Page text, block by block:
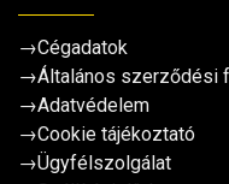
→Cégadatok
→Általános szerződési
→Adatvédelem
→Cookie tájékoztató
→Ügyfélszolgálat